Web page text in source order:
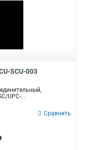
SCU-003
UPC-...
Сравнить